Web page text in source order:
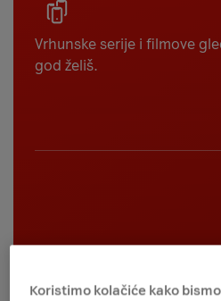
Vrhunske serije i filmove
god želiš.
Koristimo kolačiće kako